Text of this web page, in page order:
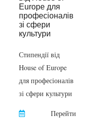
Стипендії від
House of Europe
для професіоналів
зі сфери культури
Перейти